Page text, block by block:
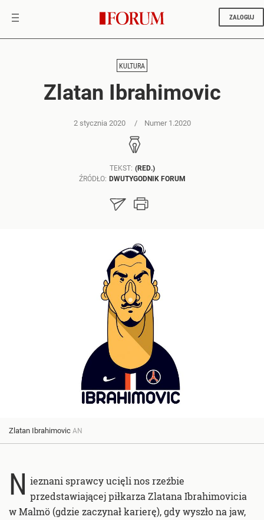
ZALOGUJ
TEKST: (RED.)
ŹRÓDŁO: DWUTYGODNIK FORUM
KULTURA
Zlatan Ibrahimovic
2 stycznia 2020 Numer 1.2020
Zlatan IbrahimovicAN
N ieznani sprawcy ucięli nos rzeźbie
przedstawiającej piłkarza Zlatana Ibrahimovicia
w Malmö (gdzie zaczynał karierę), gdy wyszło na jaw,